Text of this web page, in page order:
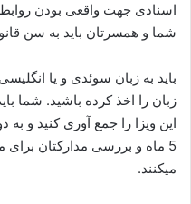
اسنادی جهت واقعی بودن
شما و همسرتان باید به سن قانونی 18 سال رسیده
باید به زبان سوئدی و یا
زبان را اخذ کرده باشید. شما
این ویزا را جمع آوری کنید و
5 ماه و بررسی مدارکتان برای
میکنند.